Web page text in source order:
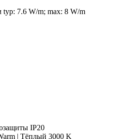
typ: 7.6 W/m; max: 8 W/m
IP20
| Тёплый 3000 K